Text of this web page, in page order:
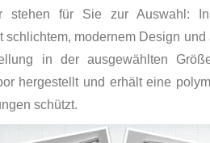
stehen für Sie zur Auswahl:
modernem Design
in der ausgewählten
hergestellt und erhält eine
schützt.